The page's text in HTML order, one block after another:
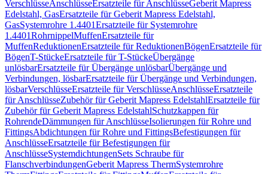
VerschlüsseAnschlüsseErsatzteile für AnschlüsseGeberit Mapress
Edelstahl, GasErsatzteile für Geberit Mapress Edelstahl,
GasSystemrohre 1.4401Ersatzteile für Systemrohre
1.4401RohrnippelMuffenErsatzteile für
MuffenReduktionenErsatzteile für ReduktionenBögenErsatzteile für
BögenT-StückeErsatzteile für T-StückeÜbergänge
unlösbarErsatzteile für Übergänge unlösbarÜbergänge und
Verbindungen, lösbarErsatzteile für Übergänge und Verbindungen,
lösbarVerschlüsseErsatzteile für VerschlüsseAnschlüsseErsatzteile
für AnschlüsseZubehör für Geberit Mapress EdelstahlErsatzteile für
Zubehör für Geberit Mapress EdelstahlSchutzkappen für
RohrendeDämmungen für AnschlüsseIsolierungen für Rohre und
FittingsAbdichtungen für Rohre und FittingsBefestigungen für
AnschlüsseErsatzteile für Befestigungen für
AnschlüsseSystemdichtungenSets Schraube für
FlanschverbindungenGeberit Mapress ThermSystemrohre